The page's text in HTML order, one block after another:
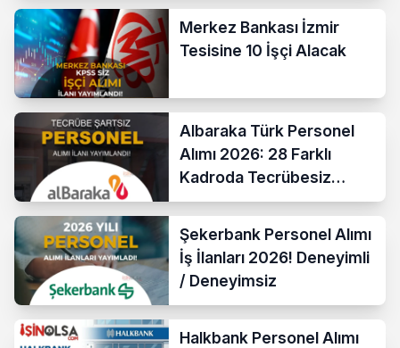
Merkez Bankası İzmir
Tesisine 10 İşçi Alacak
Albaraka Türk Personel
Alımı 2026: 28 Farklı
Kadroda Tecrübesiz
Başvurular Açıldı
Şekerbank Personel Alımı
İş İlanları 2026! Deneyimli
/ Deneyimsiz
Halkbank Personel Alımı